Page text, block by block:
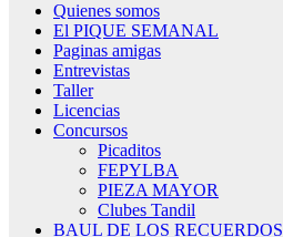
Quienes somos
El PIQUE SEMANAL
Paginas amigas
Entrevistas
Taller
Licencias
Concursos
Picaditos
FEPYLBA
PIEZA MAYOR
Clubes Tandil
BAUL DE LOS RECUERDOS